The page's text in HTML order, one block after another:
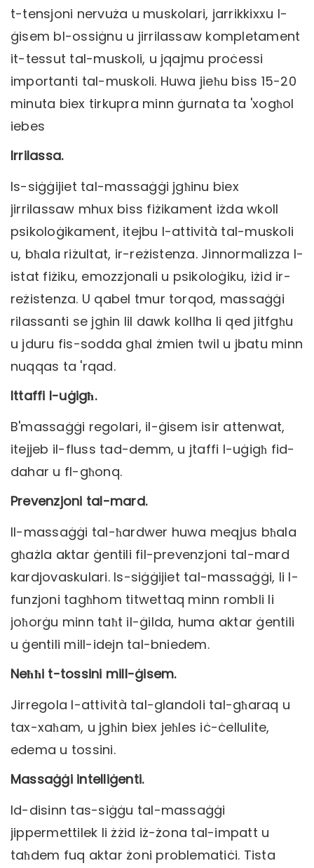
t-tensjoni nervuża u muskolari, jarrikkixxu l-
ġisem bl-ossiġnu u jirrilassaw kompletament
it-tessut tal-muskoli, u jqajmu proċessi
importanti tal-muskoli. Huwa jieħu biss 15-20
minuta biex tirkupra minn ġurnata ta 'xogħol
iebes
Irrilassa.
Is-siġġijiet tal-massaġġi jgħinu biex
jirrilassaw mhux biss fiżikament iżda wkoll
psikoloġikament, itejbu l-attività tal-muskoli
u, bħala riżultat, ir-reżistenza. Jinnormalizza l-
istat fiżiku, emozzjonali u psikoloġiku, iżid ir-
reżistenza. U qabel tmur torqod, massaġġi
rilassanti se jgħin lil dawk kollha li qed jitfgħu
u jduru fis-sodda għal żmien twil u jbatu minn
nuqqas ta 'rqad.
Ittaffi l-uġigħ.
B'massaġġi regolari, il-ġisem isir attenwat,
itejjeb il-fluss tad-demm, u jtaffi l-uġigħ fid-
dahar u fl-għonq.
Prevenzjoni tal-mard.
Il-massaġġi tal-ħardwer huwa meqjus bħala
għażla aktar ġentili fil-prevenzjoni tal-mard
kardjovaskulari. Is-siġġijiet tal-massaġġi, li l-
funzjoni tagħhom titwettaq minn rombli li
joħorġu minn taħt il-ġilda, huma aktar ġentili
u ġentili mill-idejn tal-bniedem.
Neħħi t-tossini mill-ġisem.
Jirregola l-attività tal-glandoli tal-għaraq u
tax-xaħam, u jgħin biex jeħles iċ-ċellulite,
edema u tossini.
Massaġġi intelliġenti.
Id-disinn tas-siġġu tal-massaġġi
jippermettilek li żżid iż-żona tal-impatt u
taħdem fuq aktar żoni problematiċi. Tista